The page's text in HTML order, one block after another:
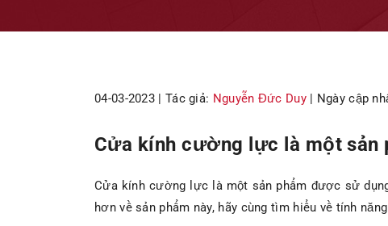
04-03-2023 | Tác giả: Nguyễn Đức Duy| Ngày cập
Cửa kính cường lực là một sản
Cửa kính cường lực là một sản phẩm được sử
hơn về sản phẩm này, hãy cùng tìm hiểu về tính